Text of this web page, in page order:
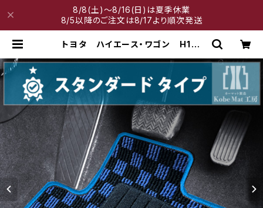
8/8(土)～8/16(日)は夏季休業
8/5以降のご注文は8/17より順次発送
トヨタ ハイエース・ワゴン H16/
ト一式 カーマット スタンダードタ